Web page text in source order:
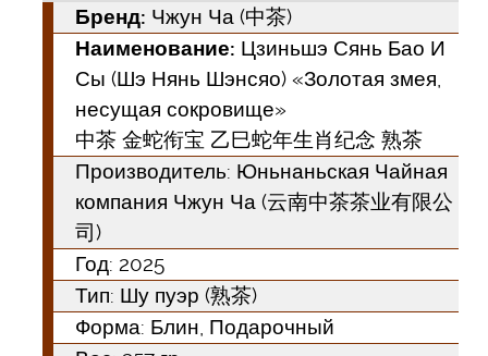
Бренд: Чжун Ча (中茶)
Наименование: Цзиньшэ Сянь Бао И
Сы (Шэ Нянь Шэнсяо) «Золотая змея,
несущая сокровище»
中茶 金蛇衔宝 乙巳蛇年生肖纪念 熟茶
Производитель: Юньнаньская Чайная
компания Чжун Ча (云南中茶茶业有限公
司)
Год: 2025
Тип: Шу пуэр (熟茶)
Форма: Блин, Подарочный